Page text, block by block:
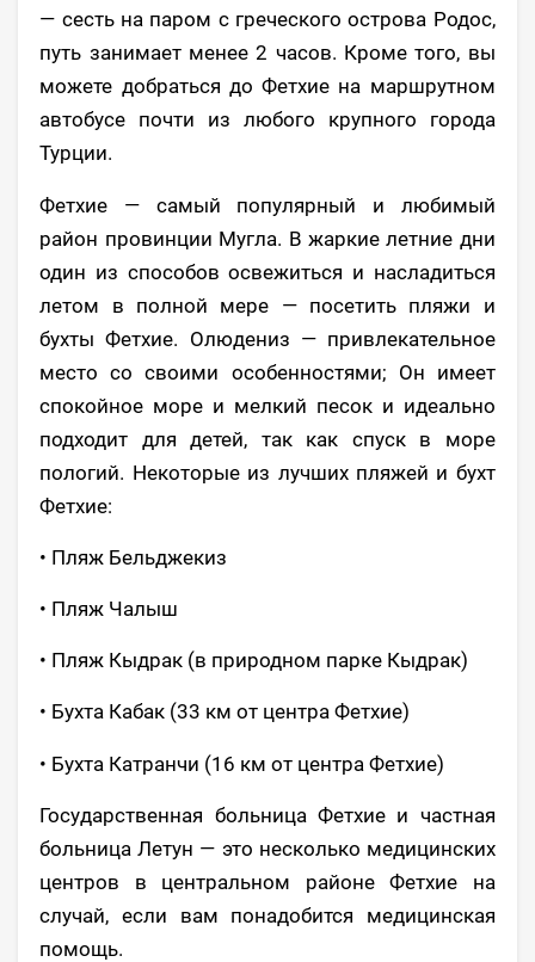
— сесть на паром с греческого острова Родос,
путь занимает менее 2 часов. Кроме того, вы
можете добраться до Фетхие на маршрутном
автобусе почти из любого крупного города
Турции.
Фетхие — самый популярный и любимый
район провинции Мугла. В жаркие летние дни
один из способов освежиться и насладиться
летом в полной мере — посетить пляжи и
бухты Фетхие. Олюдениз — привлекательное
место со своими особенностями; Он имеет
спокойное море и мелкий песок и идеально
подходит для детей, так как спуск в море
пологий. Некоторые из лучших пляжей и бухт
Фетхие:
• Пляж Бельджекиз
• Пляж Чалыш
• Пляж Кыдрак (в природном парке Кыдрак)
• Бухта Кабак (33 км от центра Фетхие)
• Бухта Катранчи (16 км от центра Фетхие)
Государственная больница Фетхие и частная
больница Летун — это несколько медицинских
центров в центральном районе Фетхие на
случай, если вам понадобится медицинская
помощь.